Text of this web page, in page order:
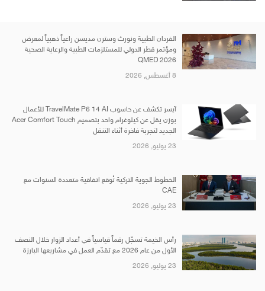
الفردان الطبية ونورث وسترن مديسن راعياً ذهبياً لمعرض
ومؤتمر قطر الدولي للمستلزمات الطبية والرعاية الصحية
QMED 2026
8 أغسطس, 2026
آيسر تكشف عن حاسوب TravelMate P6 14 AI للأعمال
بوزن يقل عن كيلوغرام واحد بتصميم Acer Comfort Touch
الجديد لتجربة فاخرة أثناء التنقل
23 يوليو, 2026
الخطوط الجوية التركية تُوقع اتفاقية متعددة السنوات مع
CAE
23 يوليو, 2026
رأس الخيمة تسجّل رقماً قياسياً في أعداد الزوار خلال النصف
الأول من عام 2026 مع تقدّم العمل في مشاريعها البارزة
23 يوليو, 2026